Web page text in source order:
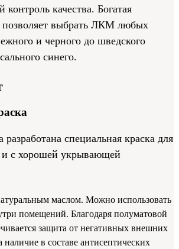
контроль качества. Богатая
позволяет выбрать ЛКМ любых
и черного до шведского
синего.
специальная краска для
и с хорошей укрывающей
маслом. Можно использовать
помещений. Благодаря полуматовой
защита от негативных внешних
наличие в составе антисептических